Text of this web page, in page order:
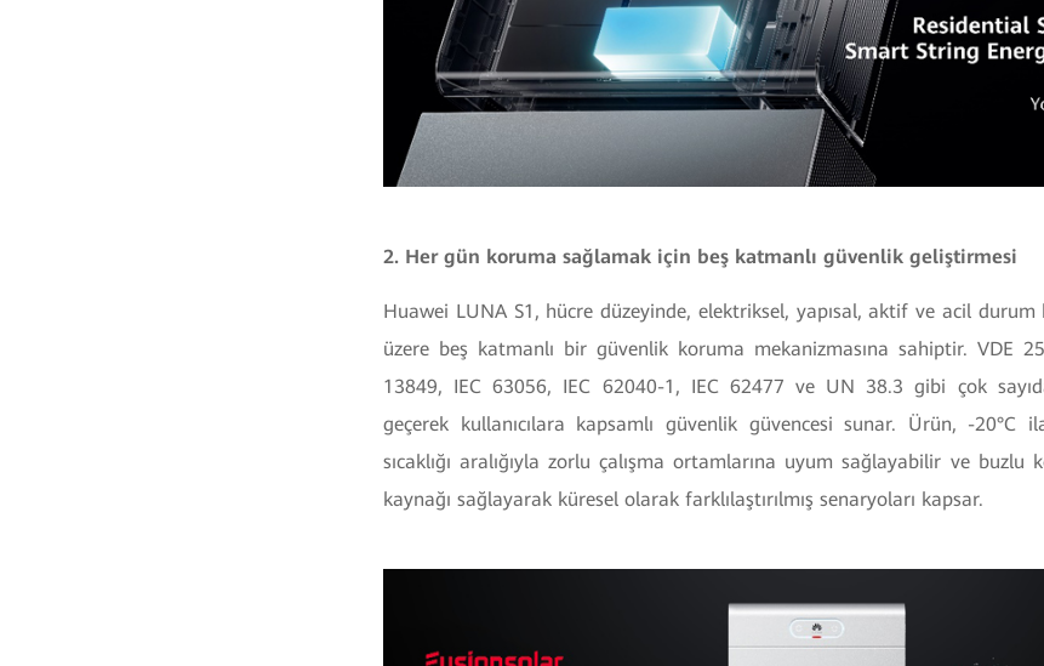
2. Her gün koruma sağlamak için beş katmanlı güvenlik geliştirmesi
Huawei LUNA S1, hücre düzeyinde, elektriksel, yapısal, aktif ve acil
üzere beş katmanlı bir güvenlik koruma mekanizmasına sahiptir. VDE
13849, IEC 63056, IEC 62040-1, IEC 62477 ve UN 38.3 gibi çok
geçerek kullanıcılara kapsamlı güvenlik güvencesi sunar. Ürün, -20°C
sıcaklığı aralığıyla zorlu çalışma ortamlarına uyum sağlayabilir ve buzlu
kaynağı sağlayarak küresel olarak farklılaştırılmış senaryoları kapsar.